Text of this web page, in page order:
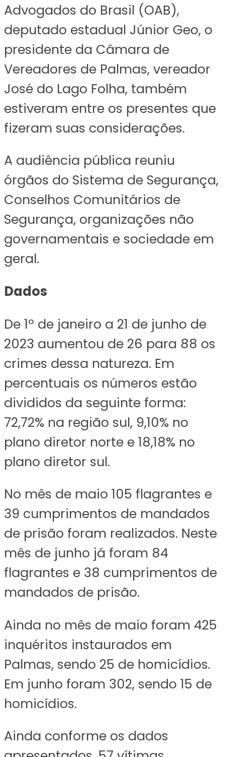
Advogados do Brasil (OAB),
deputado estadual Júnior Geo, o
presidente da Câmara de
Vereadores de Palmas, vereador
José do Lago Folha, também
estiveram entre os presentes que
fizeram suas considerações.
A audiência pública reuniu
órgãos do Sistema de Segurança,
Conselhos Comunitários de
Segurança, organizações não
governamentais e sociedade em
geral.
Dados
De 1º de janeiro a 21 de junho de
2023 aumentou de 26 para 88 os
crimes dessa natureza. Em
percentuais os números estão
divididos da seguinte forma:
72,72% na região sul, 9,10% no
plano diretor norte e 18,18% no
plano diretor sul.
No mês de maio 105 flagrantes e
39 cumprimentos de mandados
de prisão foram realizados. Neste
mês de junho já foram 84
flagrantes e 38 cumprimentos de
mandados de prisão.
Ainda no mês de maio foram 425
inquéritos instaurados em
Palmas, sendo 25 de homicídios.
Em junho foram 302, sendo 15 de
homicídios.
Ainda conforme os dados